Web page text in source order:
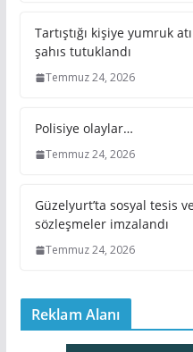
Tartıştığı kişiye yumruk
şahıs tutuklandı
Temmuz 24, 2026
Polisiye olaylar…
Temmuz 24, 2026
Güzelyurt’ta sosyal tesis
sözleşmeler imzalandı
Temmuz 24, 2026
Reklam Alanı